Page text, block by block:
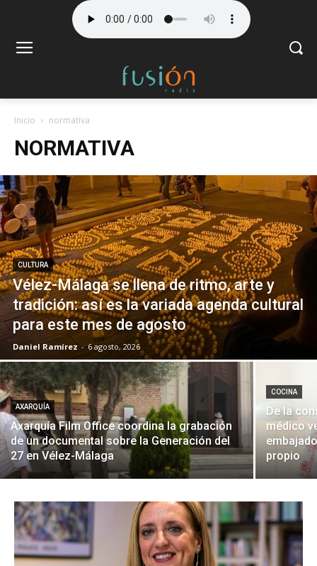
Inicio normativa
NORMATIVA
CULTURA
Vélez-Málaga se llena de ritmo, arte y
tradición: así es la variada agenda cultural
para este mes de agosto
Daniel Ramírez - 6 agosto, 2026
AXARQUÍA
Axarquía Film Office coordina la grabación
de un documental sobre la Generación del
27 en Vélez-Málaga
COCINA
De la
médico
propio